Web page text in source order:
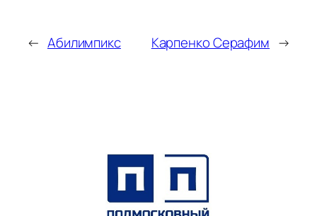
← Абилимпикс Карпенко Серафим →